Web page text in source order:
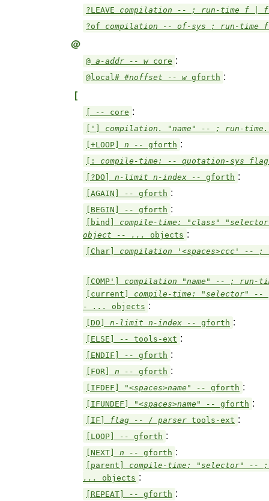
?LEAVE compilation -- ; run-time f |
?of compilation -- of-sys ; run-
@
@ a-addr -- w core :
@local# #noffset -- w gforth :
[
-- core :
['] compilation. "name" -- ; run-
[+LOOP] n -- gforth :
[: compile-time: -- quotation-sys
[?DO] n-limit n-index -- gforth :
[AGAIN] -- gforth :
[BEGIN] -- gforth :
[bind] compile-time: "class"
object -- ... objects :
[Char] compilation '<spaces>ccc' --
[COMP'] compilation "name" -- ; run-
[current] compile-time: "selector"
- ... objects :
[DO] n-limit n-index -- gforth :
[ELSE] -- tools-ext :
[ENDIF] -- gforth :
[FOR] n -- gforth :
[IFDEF] "<spaces>name" -- gforth :
[IFUNDEF] "<spaces>name" -- gforth :
[IF] flag -- / parser tools-ext :
[LOOP] -- gforth :
[NEXT] n -- gforth :
[parent] compile-time: "selector"
... objects :
[REPEAT] -- gforth :